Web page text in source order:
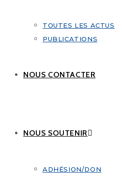
TOUTES LES ACTUS
PUBLICATIONS
NOUS CONTACTER
NOUS SOUTENIR
ADHÉSION/DON